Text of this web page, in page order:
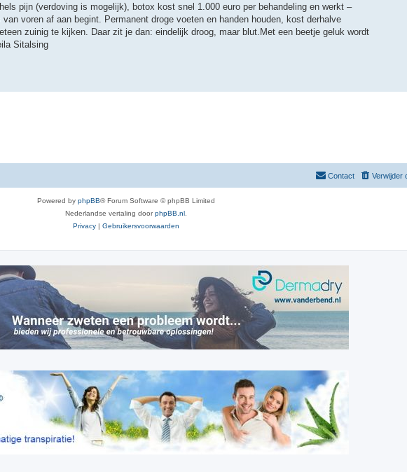
pijn (verdoving is mogelijk), botox kost snel 1.000 euro per behandeling en werkt –
voren af aan begint. Permanent droge voeten en handen houden, kost derhalve
zuinig te kijken. Daar zit je dan: eindelijk droog, maar blut.Met een beetje geluk wordt
Sitalsing
Verwijder
Contact
Powered by phpBB® Forum Software © phpBB Limited
Nederlandse vertaling doorphpBB.nl
Privacy | Gebruikersvoorwaarden